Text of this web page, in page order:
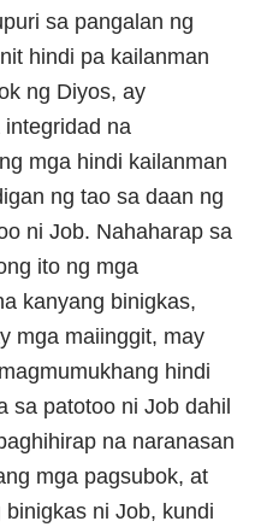
sa pangalan ng
hindi pa kailanman
ng Diyos, ay
na
mga hindi kailanman
ng tao sa daan ng
ni Job. Nahaharap sa
ito ng mga
kanyang binigkas,
mga maiinggit, may
hindi
sa patotoo ni Job dahil
na naranasan
mga pagsubok, at
ni Job, kundi